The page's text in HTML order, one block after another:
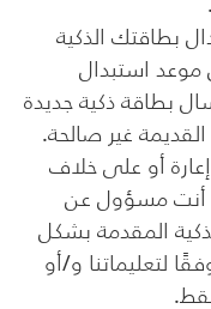
بطاقتك الذكية
استبدال
بطاقة ذكية جديدة
غير صالحة.
أو على خلاف
أنت مسؤول عن
المقدمة بشكل
لتعليماتنا و/أو